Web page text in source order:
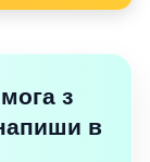
з
в